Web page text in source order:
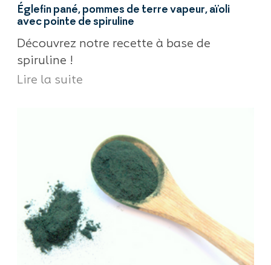
Églefin pané, pommes de terre vapeur, aïoli
avec pointe de spiruline
Découvrez notre recette à base de
spiruline !
Lire la suite